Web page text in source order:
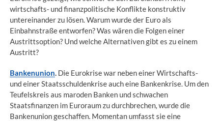
wirtschafts- und finanzpolitische Konflikte konstruktiv
untereinander zu lösen. Warum wurde der Euro als
Einbahnstraße entworfen? Was wären die Folgen einer
Austrittsoption? Und welche Alternativen gibt es zu einem
Austritt?
Bankenunion. Die Eurokrise war neben einer Wirtschafts-
und einer Staatsschuldenkrise auch eine Bankenkrise. Um den
Teufelskreis aus maroden Banken und schwachen
Staatsfinanzen im Euroraum zu durchbrechen, wurde die
Bankenunion geschaffen. Momentan umfasst sie eine